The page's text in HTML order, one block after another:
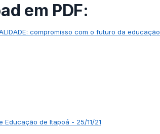
em PDF:
compromisso com o futuro da educação
de Itapoá - 25/11/21